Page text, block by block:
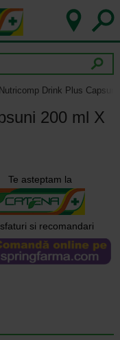
Nutricomp Drink Plus
200 ml X
Te asteptam la
si recomandari